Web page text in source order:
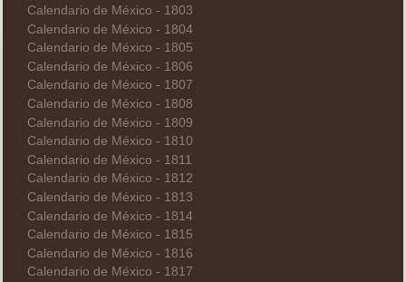
Calendario de México - 1803
Calendario de México - 1804
Calendario de México - 1805
Calendario de México - 1806
Calendario de México - 1807
Calendario de México - 1808
Calendario de México - 1809
Calendario de México - 1810
Calendario de México - 1811
Calendario de México - 1812
Calendario de México - 1813
Calendario de México - 1814
Calendario de México - 1815
Calendario de México - 1816
Calendario de México - 1817